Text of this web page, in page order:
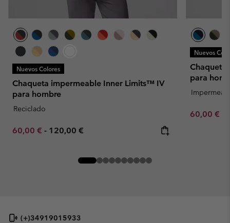
Nuevos Colores
Chaqueta impermeable Inner Limits™ IV
para hombre
Reciclado
Minimum sale price:
60,00 € - Maximum price:
120,00 €
Nuevos
para
Minimum
60,00 €
(+)34919015933